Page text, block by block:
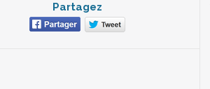
Partagez